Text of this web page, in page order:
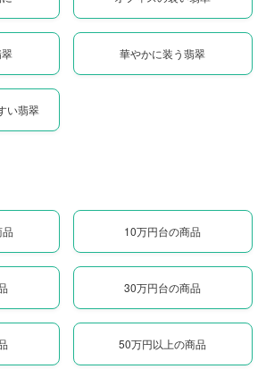
華やかに装う翡翠
い翡翠
10万円台の商品
30万円台の商品
50万円以上の商品